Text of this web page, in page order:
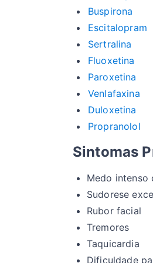
Buspirona
Escitalopram
Sertralina
Fluoxetina
Paroxetina
Venlafaxina
Duloxetina
Propranolol
Sintomas
Medo intenso
Sudorese
Rubor facial
Tremores
Taquicardia
Dificuldade